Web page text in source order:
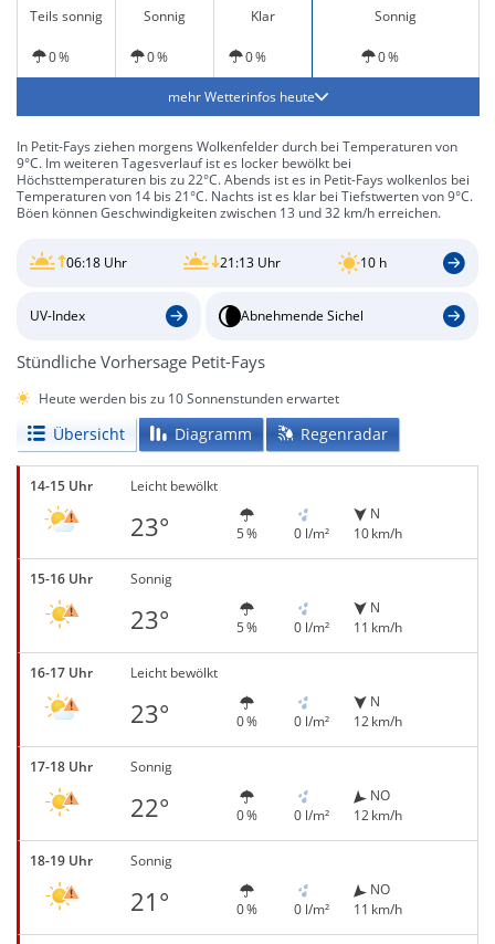
Teils sonnig
Sonnig Klar Sonnig
0 % 0 % 0 % 0 %
mehr Wetterinfos heute
In Petit-Fays ziehen morgens Wolkenfelder durch bei Temperaturen von
9°C. Im weiteren Tagesverlauf ist es locker bewölkt bei
Höchsttemperaturen bis zu 22°C. Abends ist es in Petit-Fays wolkenlos bei
Temperaturen von 14 bis 21°C. Nachts ist es klar bei Tiefstwerten von 9°C.
Böen können Geschwindigkeiten zwischen 13 und 32 km/h erreichen.
06:18 Uhr 21:13 Uhr 10 h
UV-Index Abnehmende Sichel
Stündliche Vorhersage Petit-Fays
Heute werden bis zu 10 Sonnenstunden erwartet
Übersicht Diagramm Regenradar
14-15 Uhr Leicht bewölkt
23° 5 % 0 l/m²
N
10 km/h
15-16 Uhr Sonnig
23° 5 % 0 l/m²
N
11 km/h
16-17 Uhr Leicht bewölkt
23° 0 % 0 l/m²
N
12 km/h
17-18 Uhr Sonnig
22° 0 % 0 l/m²
NO
12 km/h
18-19 Uhr Sonnig
21° 0 % 0 l/m²
NO
11 km/h